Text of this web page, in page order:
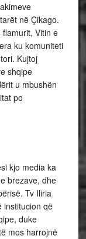
në Çikago.
Vitin e
ku komuniteti
Kujtoj
shqipe
u mbushën
po
kjo media ka
brezave, dhe
Tv Iliria
institucion që
duke
mos harrojnë